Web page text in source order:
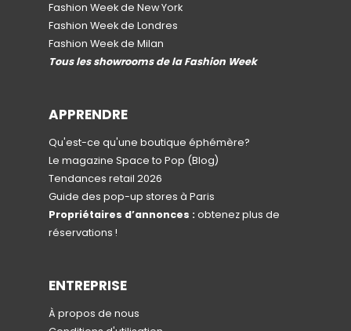
Fashion Week de New York
Fashion Week de Londres
Fashion Week de Milan
Tous les showrooms de la Fashion Week
APPRENDRE
Qu'est-ce qu'une boutique éphémère?
Le magazine Space to Pop (Blog)
Tendances retail 2026
Guide des pop-up stores à Paris
Propriétaires d’annonces : obtenez plus de
réservations !
ENTREPRISE
À propos de nous